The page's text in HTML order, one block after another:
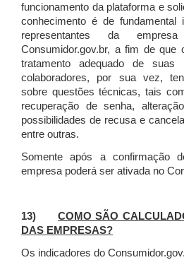
funcionamento da plataforma e
conhecimento é de fundamental
representantes da
Consumidor.gov.br, a fim de que
tratamento adequado de
colaboradores, por sua vez,
sobre questões técnicas, tais
recuperação de senha,
possibilidades de recusa e
entre outras.
Somente após a confirmação
empresa poderá ser ativada no
13)COMO SÃO
DAS EMPRESAS?
Os indicadores do